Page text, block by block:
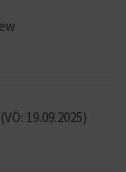
19.09.2025)